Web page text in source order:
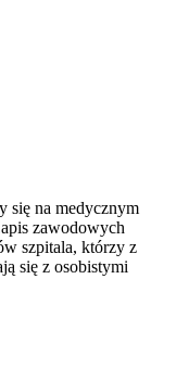
się na medycznym
zawodowych
szpitala, którzy z
się z osobistymi